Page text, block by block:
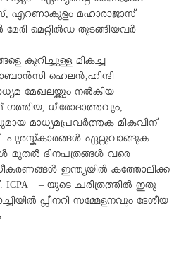
എറണാകുളം മഹാരാജാസ്
മെറ്റില്‍ഡ തുടങ്ങിയവര്‍
കുറിച്ചുള്ള മികച്ച
റൊബാന്‍സി ഹെലന്‍,ഹിന്ദി
മേഖലയ്ക്കും നല്‍കിയ
ധീരോദാത്തവും,
മാധ്യമപ്രവര്‍ത്തക മികവിന്
ഏറ്റുവാങ്ങുക.
മുതല്‍ ദിനപത്രങ്ങള്‍ വരെ
ഇന്ത്യയില്‍ കത്തോലിക്ക
ICPA – യുടെ ചരിത്രത്തില്‍ ഇതു
പ്ലീനറി സമ്മേളനവും ദേശീയ